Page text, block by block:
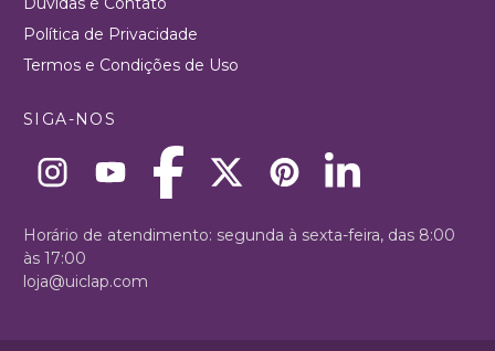
Política de Privacidade
Termos e Condições de Uso
SIGA-NOS
Horário de atendimento: segunda à sexta-feira, das 8:00
às 17:00
loja@uiclap.com